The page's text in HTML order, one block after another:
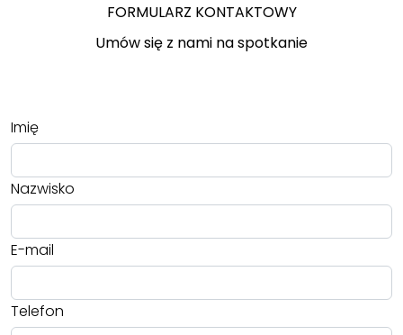
FORMULARZ KONTAKTOWY
Umów się z nami na spotkanie
Imię
Nazwisko
E-mail
Telefon